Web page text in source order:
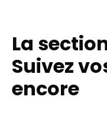
La
Suivez
encore